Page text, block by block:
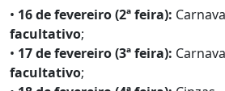
• 16 de fevereiro (2ª feira):
facultativo;
• 17 de fevereiro (3ª feira):
facultativo;